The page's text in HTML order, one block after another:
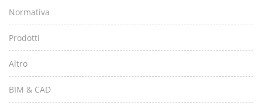
Normativa
Prodotti
Altro
BIM & CAD